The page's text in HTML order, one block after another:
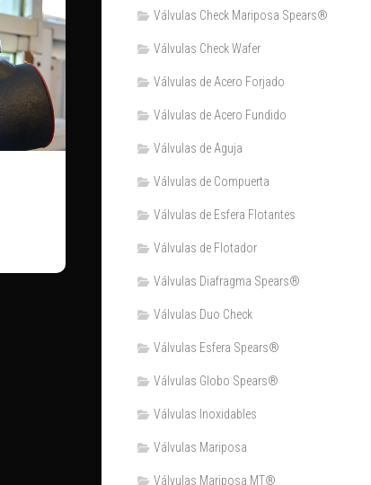
Válvulas Check Mariposa Spears®
Válvulas Check Wafer
Válvulas de Acero Forjado
Válvulas de Acero Fundido
Válvulas de Aguja
Válvulas de Compuerta
Válvulas de Esfera Flotantes
Válvulas de Flotador
Válvulas Diafragma Spears®️
Válvulas Duo Check
Válvulas Esfera Spears®
Válvulas Globo Spears®
Válvulas Inoxidables
Válvulas Mariposa
Válvulas Mariposa MT®